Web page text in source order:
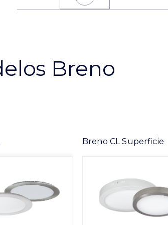
Breno
Breno CL Superficie